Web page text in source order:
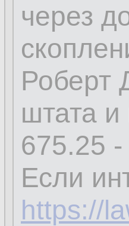
через
Роберт
штата и
675.25
Если
https://